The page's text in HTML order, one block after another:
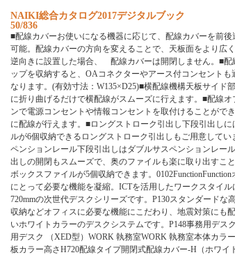
NAIKI総合カタ ログ2017デジタルブック
50/836
■配線カバーお使いになる機器に応じて、 配線カバーを前後
可能。 配線カバーの方向 を変え るこ と で、 天板面をよ り 広 く
逆向 き に設置した場合、 配線カバーは開 閉 し ま せん。 ■配
ッ プを収納する と 、 OAコ ネク タ ーやアース付コ ンセン ト も
な り ま す。 (有効寸法 ： W135×D25)■横配線機構天板サイ ド部
に折り 曲げるだけで横配線がスムーズに行え ま す。 ■配線オ
ンで電源コ ンセン ト や情報コ ンセン ト を取付けるこ と ができ
に配線が行え ま す。 ■ロ ングス ト ロ ーク 引 出 し下段引 出 し に
ルが6個収納でき る ロ ングス ト ロ ーク 引 出 し も ご用意してい
ペンシ ョ ンレール下段引 出 しはダブルサスペンシ ョ ンレール
出 しの開 閉 も スムーズで、 奥のフ ァイ ルも楽に取 り 出すこ と
ボッ ク スフ ァイ ルが5個収納でき ま す。 0102FunctionFunction
に と って必要な機能を凝縮。 ICTを活用 したワーク スタ イ ル
720mmの次世代デスク シ リ ーズです。 P130スタ ンダー ドな
収納な どオフ ィ スに必要な機能にこだわり 、 地震対策に も配
いホワイ ト カ ラ ーのデスク システムです。 P148事務用デスク
用デスク （XED型 ） WORK 執務室WORK 執務室本体カ ラ ー
板カ ラ ー高さH720配線タ イ プ開 閉式配線カバー-H （ホワイ